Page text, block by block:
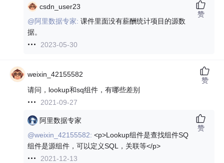
csdn_user23
@阿里数据专家:课件里面没有薪酬统计项目的源数
据。
2023-05-30
赞
weixin_42155582
请问，lookup和sq组件，有哪些差别
2021-09-27
赞
阿里数据专家
@weixin_42155582:<p>Lookup组件是查找组件SQ
组件是源组件，可以定义SQL，关联等</p>
2021-12-13
赞